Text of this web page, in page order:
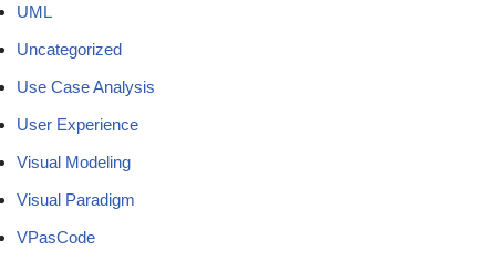
UML
Uncategorized
Use Case Analysis
User Experience
Visual Modeling
Visual Paradigm
VPasCode